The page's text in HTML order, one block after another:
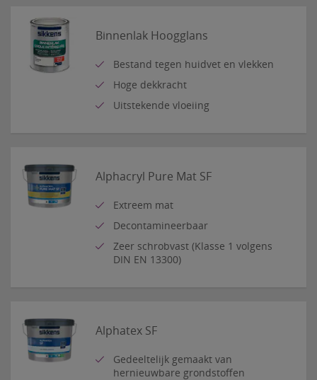
Binnenlak Hoogglans
Bestand tegen huidvet en vlekken
Hoge dekkracht
Uitstekende vloeiing
Alphacryl Pure Mat SF
Extreem mat
Decontamineerbaar
Zeer schrobvast (Klasse 1 volgens
DIN EN 13300)
Alphatex SF
Gedeeltelijk gemaakt van
hernieuwbare grondstoffen